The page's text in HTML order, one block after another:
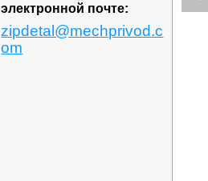
электронной почте:
zipdetal@mechprivod.c
om